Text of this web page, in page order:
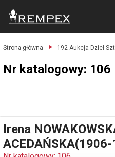
Strona główna 192 Aukcja Dzieł
Nr katalogowy: 106
Irena